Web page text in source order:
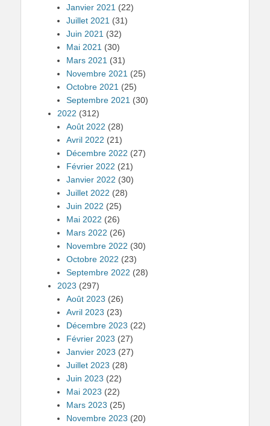
Janvier 2021 (22)
Juillet 2021 (31)
Juin 2021 (32)
Mai 2021 (30)
Mars 2021 (31)
Novembre 2021 (25)
Octobre 2021 (25)
Septembre 2021 (30)
2022 (312)
Août 2022 (28)
Avril 2022 (21)
Décembre 2022 (27)
Février 2022 (21)
Janvier 2022 (30)
Juillet 2022 (28)
Juin 2022 (25)
Mai 2022 (26)
Mars 2022 (26)
Novembre 2022 (30)
Octobre 2022 (23)
Septembre 2022 (28)
2023 (297)
Août 2023 (26)
Avril 2023 (23)
Décembre 2023 (22)
Février 2023 (27)
Janvier 2023 (27)
Juillet 2023 (28)
Juin 2023 (22)
Mai 2023 (22)
Mars 2023 (25)
Novembre 2023 (20)